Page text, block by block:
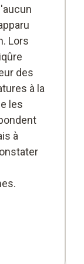
Lors
des
à la
les
à